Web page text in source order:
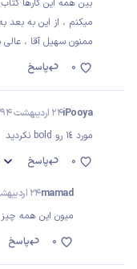
بین همه این کارها
میکنم ، از این به
ممنون سهیل آقا ، عالی
پاسخ
0
iPooya24 اردیبهشت 1394
مورد ١٤ رو bold نكرديد
پاسخ
0
mamad24 اردیبهشت 1394
ميون اين همه
پاسخ
0